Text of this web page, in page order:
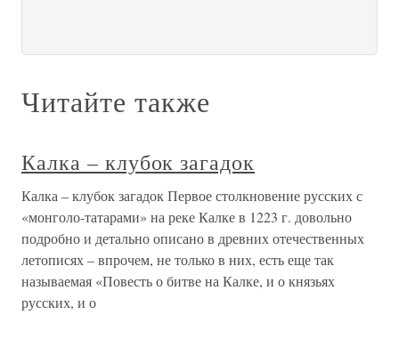
Читайте также
Калка – клубок загадок
Калка – клубок загадок Первое столкновение русских с
«монголо-татарами» на реке Калке в 1223 г. довольно
подробно и детально описано в древних отечественных
летописях – впрочем, не только в них, есть еще так
называемая «Повесть о битве на Калке, и о князьях
русских, и о